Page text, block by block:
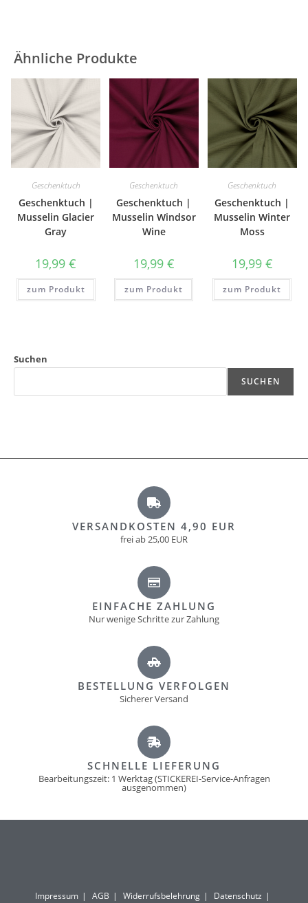
Ähnliche Produkte
Geschenktuch
Geschenktuch |
Musselin Glacier
Gray
19,99€
zum Produkt
Geschenktuch
Geschenktuch |
Musselin Windsor
Wine
19,99 €
zum Produkt
Geschenktuch
Geschenktuch |
Musselin Winter
Moss
19,99 €
zum Produkt
Suchen
SUCHEN
VERSANDKOSTEN 4,90 EUR
frei ab 25,00 EUR
EINFACHE ZAHLUNG
Nur wenige Schritte zur Zahlung
BESTELLUNG VERFOLGEN
Sicherer Versand
SCHNELLE LIEFERUNG
Bearbeitungszeit: 1 Werktag (STICKEREI-Service-Anfragen
ausgenommen)
Impressum AGB Widerrufsbelehrung Datenschutz